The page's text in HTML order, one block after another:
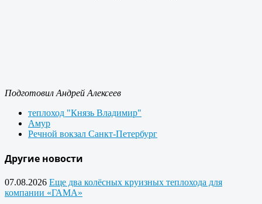
Подготовил Андрей Алексеев
теплоход "Князь Владимир"
Амур
Речной вокзал Санкт-Петербург
Другие новости
07.08.2026 Еще два колёсных круизных теплохода для
компании «ГАМА»